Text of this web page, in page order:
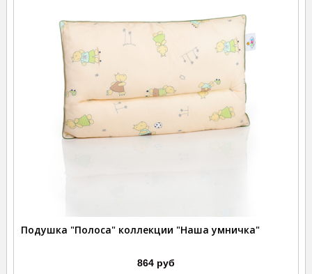
Подушка "Полоса" коллекции "Наша умничка"
864 руб